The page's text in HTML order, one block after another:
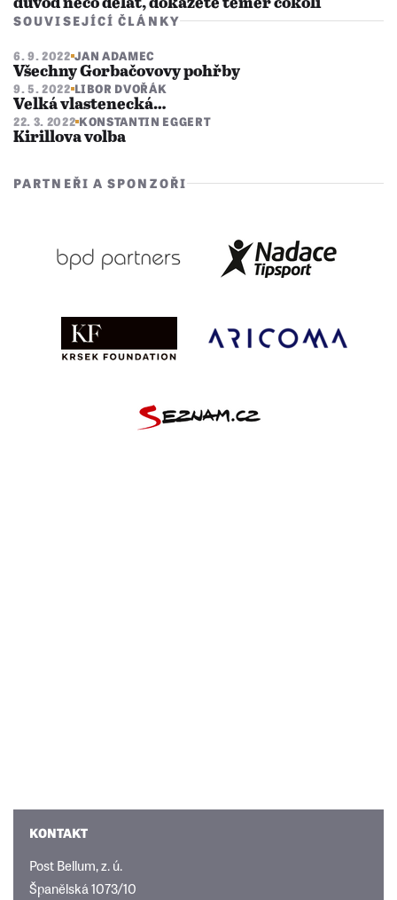
důvod něco dělat, dokážete téměř cokoli
SOUVISEJÍCÍ ČLÁNKY
6. 9. 2022 JAN ADAMEC
Všechny Gorbačovovy pohřby
9. 5. 2022 LIBOR DVOŘÁK
Velká vlastenecká…
22. 3. 2022 KONSTANTIN EGGERT
Kirillova volba
PARTNEŘI A SPONZOŘI
KONTAKT
Post Bellum, z. ú.
Španělská 1073/10